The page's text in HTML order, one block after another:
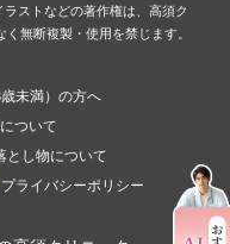
ストなどの著作権は、高須ク
無断複製・使用を禁じます。
未満）の方へ
ついて
とし物について
プライバシーポリシー